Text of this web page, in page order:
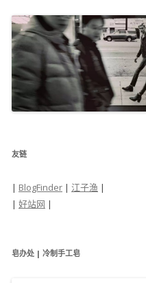
友链
| BlogFinder | 江子渔 |
| 好站网 |
皂办处 | 冷制手工皂